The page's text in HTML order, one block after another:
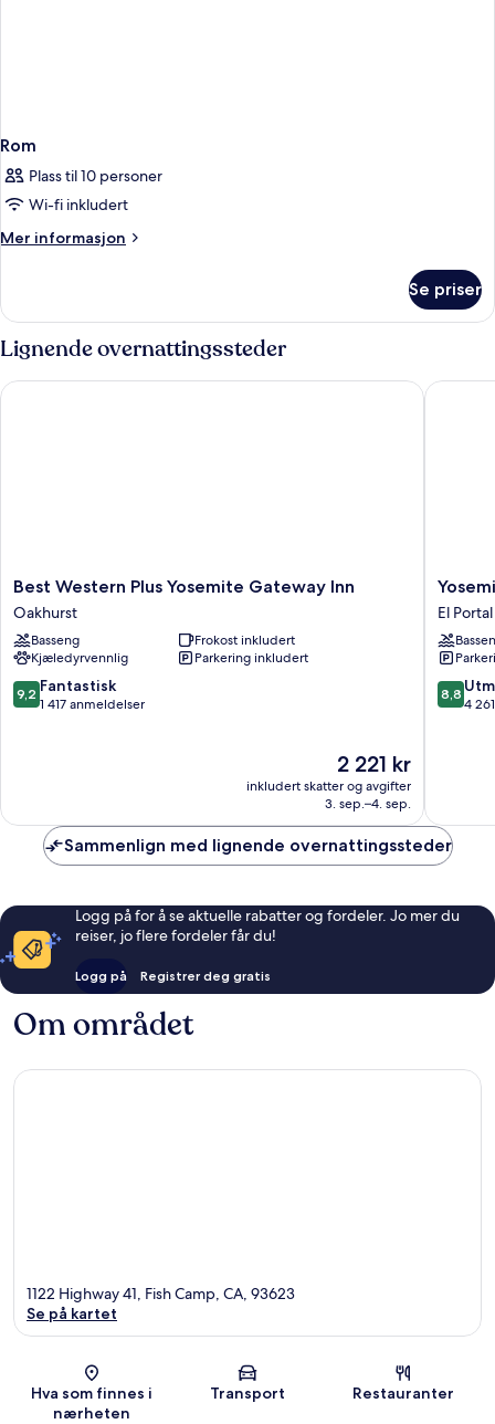
Rom
Plass til 10 personer
Wi-fi inkludert
Mer informasjon
Mer
Se priser
Lignende overnattingssteder
Best
Western
Plus
Yosemite
Gateway
Inn
Oakhurst
Best Western Plus Yosemite Gateway Inn
Oakhurst
Basseng
Frokost inkludert
Kjæledyrvennlig
Parkering inkludert
9.2
av
9,2 Fantastisk
1 417 anmeldelser
Prisen
er
2 221 kr
2 221 kr
inkludert skatter og avgifter
3. sep.–4. sep.
Best Western Plus Yosemite Gateway Inn
View
Lodge
El
Portal
El Portal
8.8
av
8,8
4
Sammenlign med lignende overnattingssteder
Logg på for å se aktuelle rabatter og fordeler. Jo mer du
reiser, jo flere fordeler får du!
Logg på Registrer deg gratis
Om området
Kart
1122 Highway 41, Fish Camp, CA, 93623
Se på kartet
Hva som finnes i
nærheten
Transport Restauranter